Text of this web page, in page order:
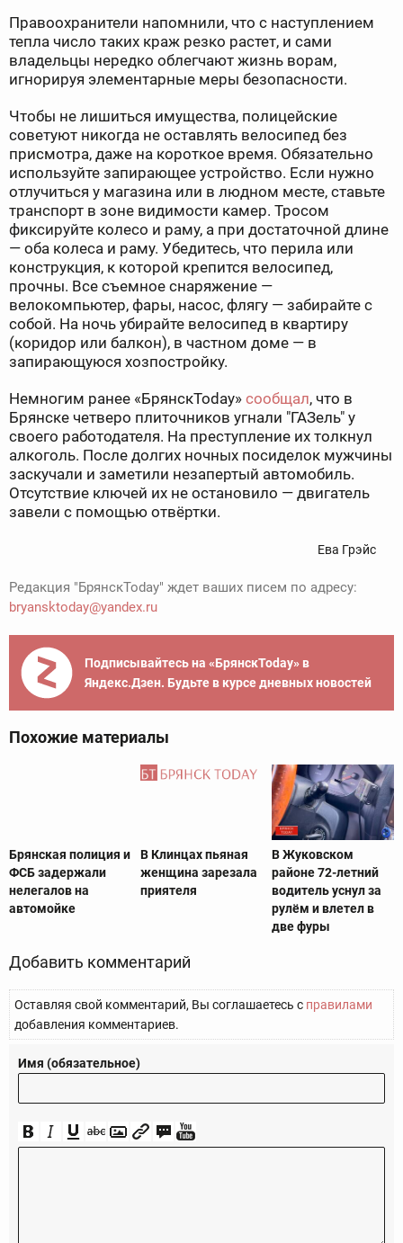
Правоохранители напомнили, что с наступлением
тепла число таких краж резко растет, и сами
владельцы нередко облегчают жизнь ворам,
игнорируя элементарные меры безопасности.
Чтобы не лишиться имущества, полицейские
советуют никогда не оставлять велосипед без
присмотра, даже на короткое время. Обязательно
используйте запирающее устройство. Если нужно
отлучиться у магазина или в людном месте, ставьте
транспорт в зоне видимости камер. Тросом
фиксируйте колесо и раму, а при достаточной длине
— оба колеса и раму. Убедитесь, что перила или
конструкция, к которой крепится велосипед,
прочны. Все съемное снаряжение —
велокомпьютер, фары, насос, флягу — забирайте с
собой. На ночь убирайте велосипед в квартиру
(коридор или балкон), в частном доме — в
запирающуюся хозпостройку.
Немногим ранее «БрянскToday» сообщал, что в
Брянске четверо плиточников угнали "ГАЗель" у
своего работодателя. На преступление их толкнул
алкоголь. После долгих ночных посиделок мужчины
заскучали и заметили незапертый автомобиль.
Отсутствие ключей их не остановило — двигатель
завели с помощью отвёртки.
Ева Грэйс
Редакция "БрянскToday" ждет ваших писем по адресу:
bryansktoday@yandex.ru
Подписывайтесь на «БрянскToday» в
Яндекс.Дзен. Будьте в курсе дневных новостей
Похожие материалы
Брянская полиция и
ФСБ задержали
нелегалов на
автомойке
В Клинцах пьяная
женщина зарезала
приятеля
В Жуковском
районе 72-летний
водитель уснул за
рулём и влетел в
две фуры
Добавить комментарий
Оставляя свой комментарий, Вы соглашаетесь с правилами
добавления комментариев.
Имя (обязательное)